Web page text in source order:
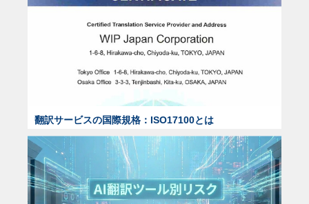
翻訳サービスの国際規格：ISO17100とは